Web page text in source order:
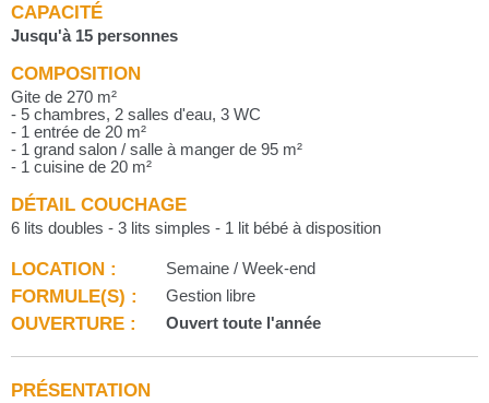
CAPACITÉ
Jusqu'à 15 personnes
COMPOSITION
Gite de 270 m²
- 5 chambres, 2 salles d'eau, 3 WC
- 1 entrée de 20 m²
- 1 grand salon / salle à manger de 95 m²
- 1 cuisine de 20 m²
DÉTAIL COUCHAGE
6 lits doubles - 3 lits simples - 1 lit bébé à disposition
LOCATION : Semaine / Week-end
FORMULE(S) : Gestion libre
OUVERTURE : Ouvert toute l'année
PRÉSENTATION